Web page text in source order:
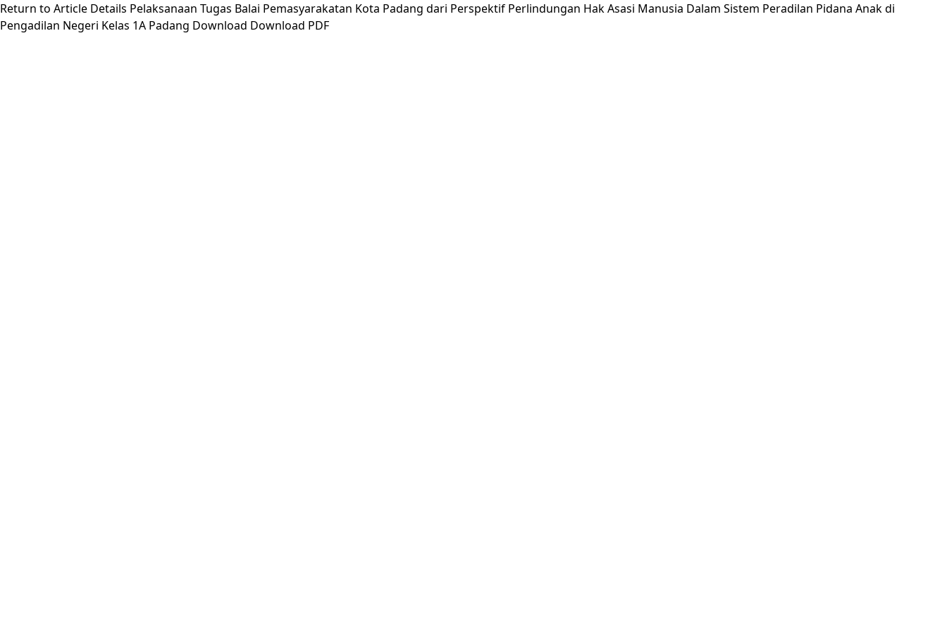
Return to Article Details Pelaksanaan Tugas Balai Pemasyarakatan Kota Padang dari Perspektif Perlindungan Hak Asasi Manusia Dalam Sistem Peradilan Pidana Anak di
Pengadilan Negeri Kelas 1A Padang Download Download PDF